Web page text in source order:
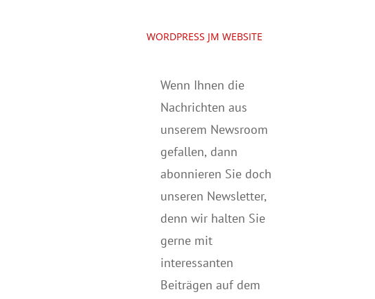
WORDPRESS JM WEBSITE
Wenn Ihnen die
Nachrichten aus
unserem Newsroom
gefallen, dann
abonnieren Sie doch
unseren Newsletter,
denn wir halten Sie
gerne mit
interessanten
Beiträgen auf dem